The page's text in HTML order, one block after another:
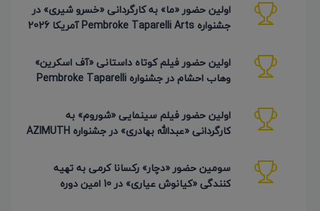
اولین حضور «ما» به کارگردانی «خسرو شیری» در
جشنواره Pembroke Taparelli Arts آمریکا 2026
اولین حضور فیلم کوتاه داستانی «آف اسکرین»
وهاب احشام در جشنواره Pembroke Taparelli
اولین حضور فیلم سینمایی «شوروم» به
کارگردانی «عبدالله بهادری» در جشنواره AZIMUTH
سومین حضور «دچار» رکسانا کرمی به تهیه
کنندگی «کیانوش عیاری» در 10 امین دوره